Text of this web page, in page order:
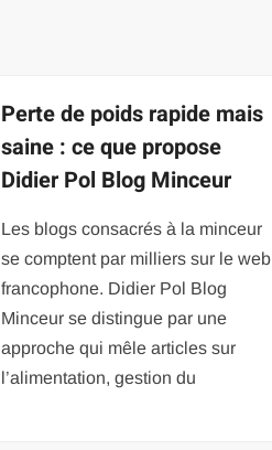
Perte de poids rapide mais
saine : ce que propose
Didier Pol Blog Minceur
Les blogs consacrés à la minceur
se comptent par milliers sur le web
francophone. Didier Pol Blog
Minceur se distingue par une
approche qui mêle articles sur
l’alimentation, gestion du